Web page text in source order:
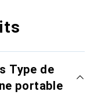
Type de
portable